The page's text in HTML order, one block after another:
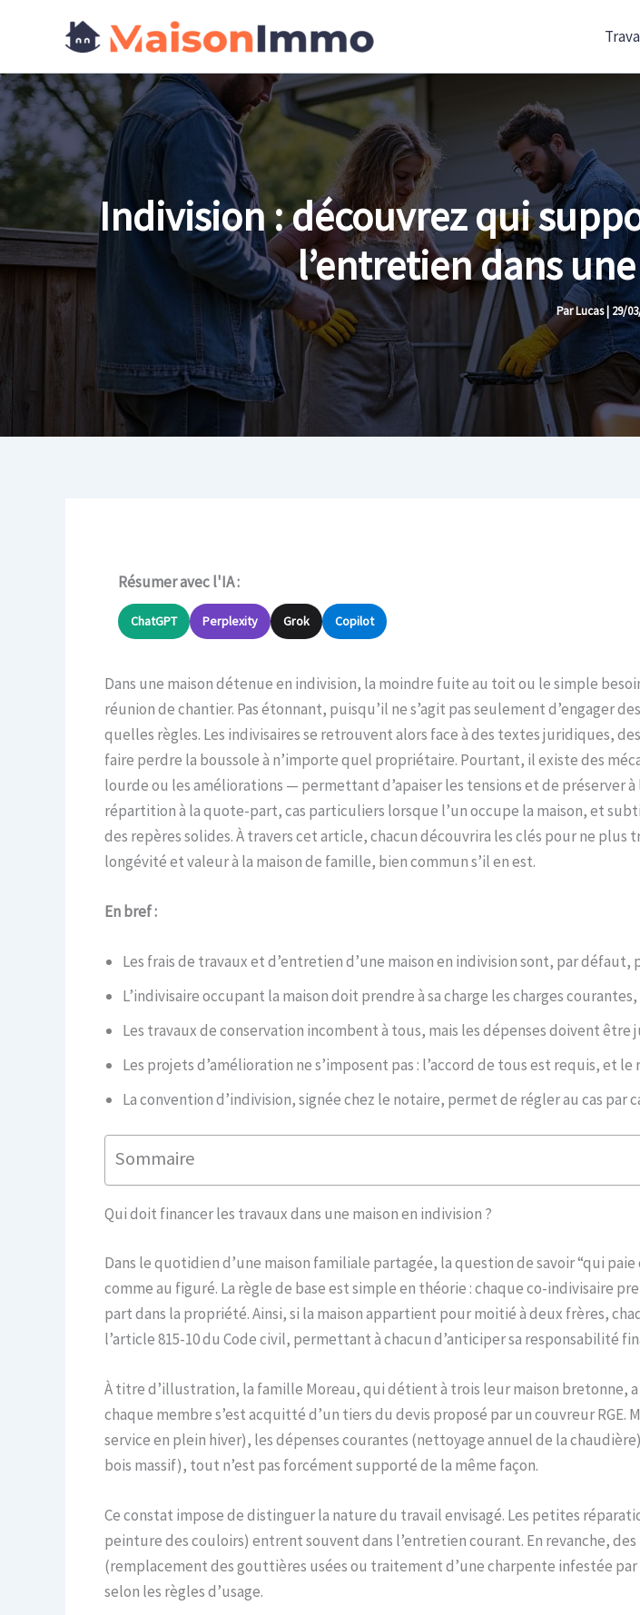
Indivision : découvrez qui
l’entretien dans
ParLucas| 29/
Résumer avec l'IA :
ChatGPT Perplexity Grok Copilot
Dans une maison détenue en indivision, la moindre fuite au toit ou le simple
réunion de chantier. Pas étonnant, puisqu’il ne s’agit pas seulement d’engager
quelles règles. Les indivisaires se retrouvent alors face à des textes juridiques,
faire perdre la boussole à n’importe quel propriétaire. Pourtant, il existe des
lourde ou les améliorations — permettant d’apaiser les tensions et de préserver
répartition à la quote-part, cas particuliers lorsque l’un occupe la maison, et
des repères solides. À travers cet article, chacun découvrira les clés pour ne
longévité et valeur à la maison de famille, bien commun s’il en est.
En bref :
Les frais de travaux et d’entretien d’une maison en indivision sont, par
L’indivisaire occupant la maison doit prendre à sa charge les charges
Les travaux de conservation incombent à tous, mais les dépenses doivent être
Les projets d’amélioration ne s’imposent pas : l’accord de tous est requis, et
La convention d’indivision, signée chez le notaire, permet de régler au cas
Sommaire
Qui doit financer les travaux dans une maison en indivision ?
Dans le quotidien d’une maison familiale partagée, la question de savoir “qui
comme au figuré. La règle de base est simple en théorie : chaque co-indivisaire
part dans la propriété. Ainsi, si la maison appartient pour moitié à deux frères,
l’article 815-10 du Code civil, permettant à chacun d’anticiper sa responsabilité
À titre d’illustration, la famille Moreau, qui détient à trois leur maison
chaque membre s’est acquitté d’un tiers du devis proposé par un couvreur
service en plein hiver), les dépenses courantes (nettoyage annuel de la
bois massif), tout n’est pas forcément supporté de la même façon.
Ce constat impose de distinguer la nature du travail envisagé. Les petites
peinture des couloirs) entrent souvent dans l’entretien courant. En revanche,
(remplacement des gouttières usées ou traitement d’une charpente infestée
selon les règles d’usage.